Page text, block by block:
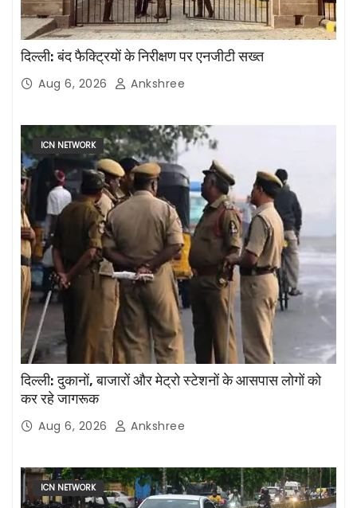
दिल्ली: बंद फैक्ट्रियों के निरीक्षण पर एनजीटी सख्त
Aug 6, 2026 Ankshree
ICN NETWORK
दिल्ली: दुकानों, बाजारों और मेट्रो स्टेशनों के आसपास लोगों को
कर रहे जागरूक
Aug 6, 2026 Ankshree
ICN NETWORK